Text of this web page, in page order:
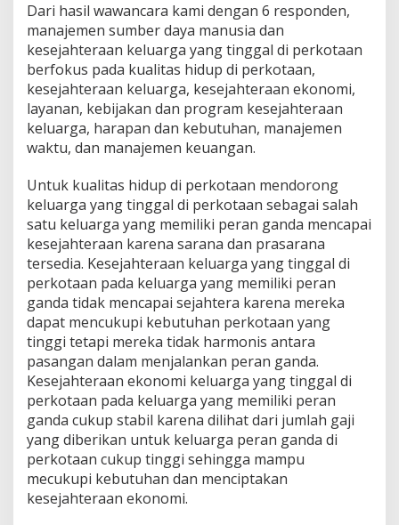
Dari hasil wawancara kami dengan 6 responden,
manajemen sumber daya manusia dan
kesejahteraan keluarga yang tinggal di perkotaan
berfokus pada kualitas hidup di perkotaan,
kesejahteraan keluarga, kesejahteraan ekonomi,
layanan, kebijakan dan program kesejahteraan
keluarga, harapan dan kebutuhan, manajemen
waktu, dan manajemen keuangan.
Untuk kualitas hidup di perkotaan mendorong
keluarga yang tinggal di perkotaan sebagai salah
satu keluarga yang memiliki peran ganda mencapai
kesejahteraan karena sarana dan prasarana
tersedia. Kesejahteraan keluarga yang tinggal di
perkotaan pada keluarga yang memiliki peran
ganda tidak mencapai sejahtera karena mereka
dapat mencukupi kebutuhan perkotaan yang
tinggi tetapi mereka tidak harmonis antara
pasangan dalam menjalankan peran ganda.
Kesejahteraan ekonomi keluarga yang tinggal di
perkotaan pada keluarga yang memiliki peran
ganda cukup stabil karena dilihat dari jumlah gaji
yang diberikan untuk keluarga peran ganda di
perkotaan cukup tinggi sehingga mampu
mecukupi kebutuhan dan menciptakan
kesejahteraan ekonomi.